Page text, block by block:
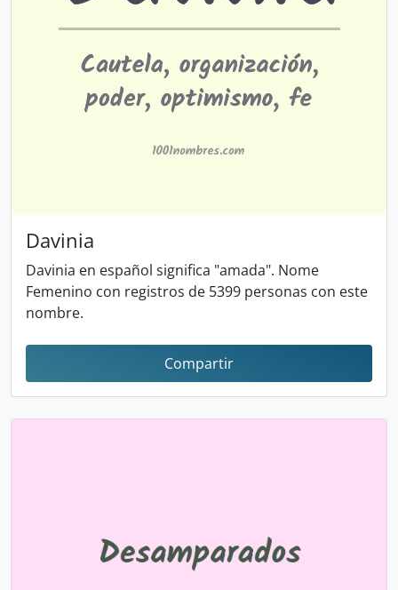
Davinia
Davinia en español significa "amada". Nome
Femenino con registros de 5399 personas con este
nombre.
Compartir